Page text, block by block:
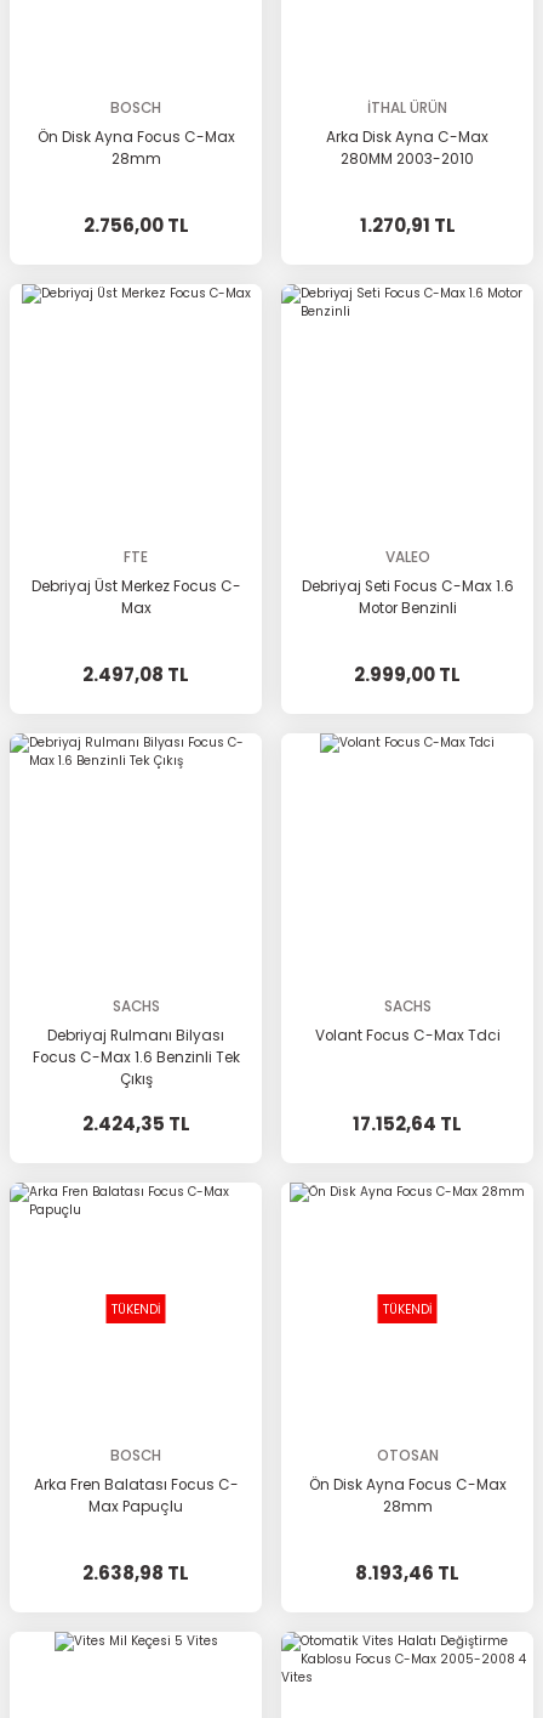
BOSCH
Ön Disk Ayna Focus C-Max
28mm
2.756,00 TL
İTHAL ÜRÜN
Arka Disk Ayna C-Max
280MM 2003-2010
1.270,91 TL
FTE
Debriyaj Üst Merkez Focus C-
Max
2.497,08 TL
VALEO
Debriyaj Seti Focus C-Max 1.6
Motor Benzinli
2.999,00 TL
SACHS
Debriyaj Rulmanı Bilyası
Focus C-Max 1.6 Benzinli Tek
Çıkış
2.424,35 TL
SACHS
Volant Focus C-Max Tdci
17.152,64 TL
TÜKENDİ
BOSCH
Arka Fren Balatası Focus C-
Max Papuçlu
2.638,98 TL
TÜKENDİ
OTOSAN
Ön Disk Ayna Focus C-Max
28mm
8.193,46 TL